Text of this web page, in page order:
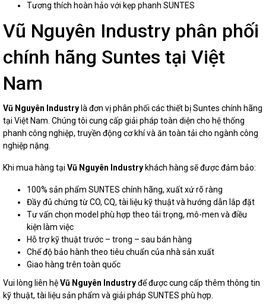
Tương thích hoàn hảo với kẹp phanh SUNTES
Vũ Nguyên Industry phân phối
chính hãng Suntes tại Việt
Nam
Vũ Nguyên Industry là đơn vị phân phối các thiết bị Suntes chính hãng
tại Việt Nam. Chúng tôi cung cấp giải pháp toàn diện cho hệ thống
phanh công nghiệp, truyền động cơ khí và ăn toàn tải cho ngành công
nghiệp nặng.
Khi mua hàng tại Vũ Nguyên Industry khách hàng sẽ được đảm bảo:
100% sản phẩm SUNTES chính hãng, xuất xứ rõ ràng
Đầy đủ chứng từ CO, CQ, tài liệu kỹ thuật và hướng dẫn lắp đặt
Tư vấn chọn model phù hợp theo tải trọng, mô-men và điều
kiện làm việc
Hỗ trợ kỹ thuật trước – trong – sau bán hàng
Chế độ bảo hành theo tiêu chuẩn của nhà sản xuất
Giao hàng trên toàn quốc
Vui lòng liên hệVũ Nguyên Industryđể được cung cấp thêm thông tin
kỹ thuật, tài liệu sản phẩm và giải pháp SUNTES phù hợp.